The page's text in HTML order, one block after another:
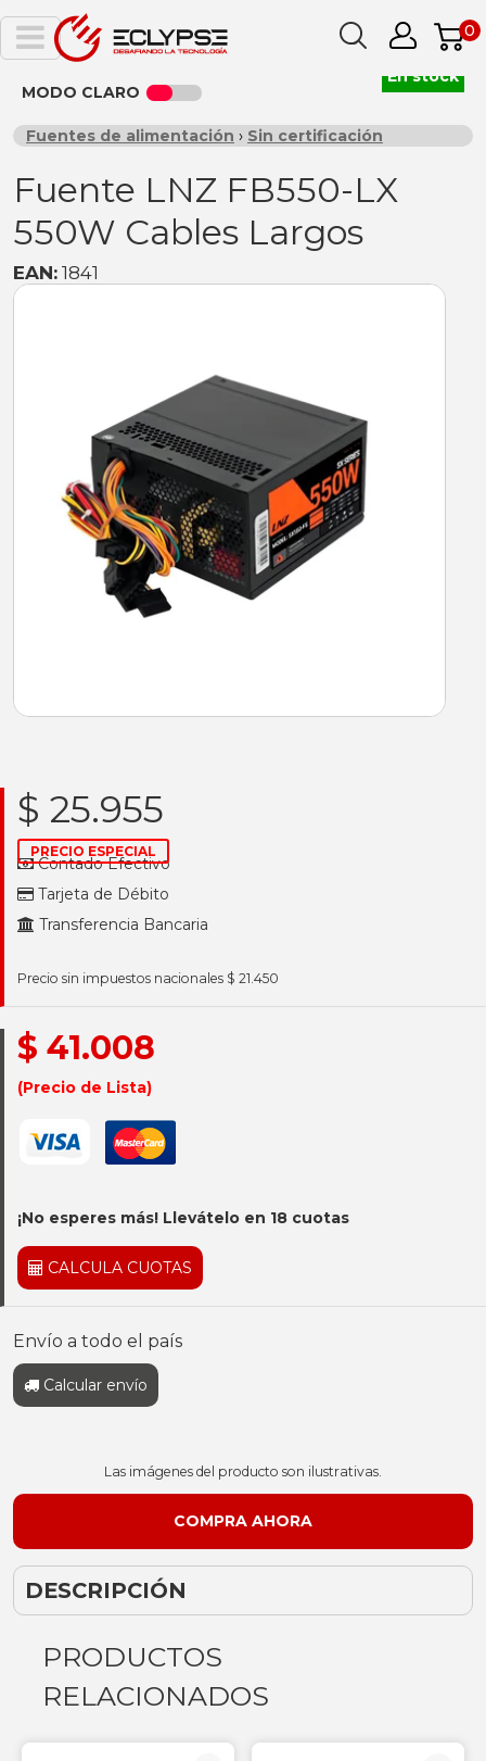
0
MODO CLARO
Fuentes de alimentación › Sin certificación
Fuente LNZ FB550-LX
550W Cables Largos
EAN: 1841
$ 25.955
PRECIO ESPECIAL
Contado Efectivo
Tarjeta de Débito
Transferencia Bancaria
Precio sin impuestos nacionales $ 21.450
$ 41.008
(Precio de Lista)
¡No esperes más! Llevátelo en 18 cuotas
CALCULA CUOTAS
Envío a todo el país
Calcular envío
En stock
Las imágenes del producto son ilustrativas.
DESCRIPCIÓN
PRODUCTOS
RELACIONADOS